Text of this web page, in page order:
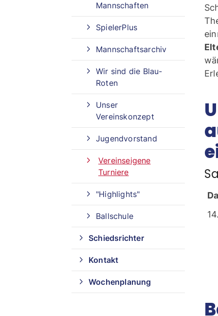
Mannschaften
SpielerPlus
Mannschaftsarchiv
Wir sind die Blau-
Roten
Unser
Vereinskonzept
Jugendvorstand
Vereinseigene
Turniere
"Highlights"
Ballschule
Schiedsrichter
Kontakt
Wochenplanung
Quicklinks
Sportangebote finden
Unser Sportangebot
Sportangebot A-Z